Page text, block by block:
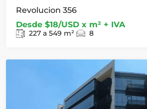
Revolucion 356
Desde $18/USD x m² + IVA
227 a 549 m² 8